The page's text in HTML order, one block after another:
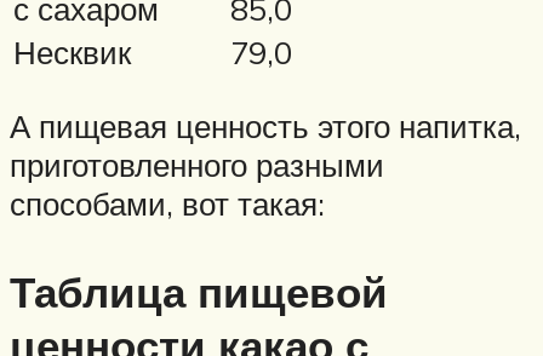
с сахаром
85,0
Несквик
79,0
А пищевая ценность этого напитка,
приготовленного разными
способами, вот такая:
Таблица пищевой
ценности какао с